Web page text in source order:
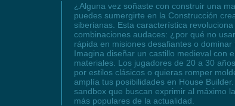
¿Alguna vez soñaste con construir una
puedes sumergirte en la Construcción
siberianas. Esta característica
combinaciones audaces: ¿por qué no
rápida en misiones desafiantes o
Imagina diseñar un castillo medieval con
materiales. Los jugadores de 20 a 30
por estilos clásicos o quieras romper
amplía tus posibilidades en House
sandbox que buscan exprimir al máximo
más populares de la actualidad.